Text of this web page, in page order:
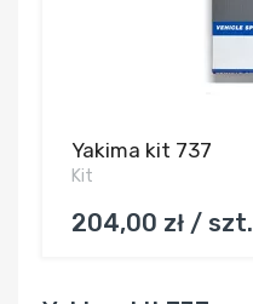
Yakima kit 737
Kit
204,00 zł / szt.